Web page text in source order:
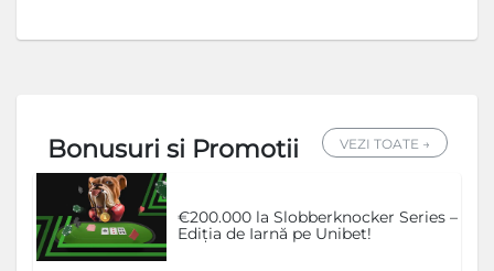
Bonusuri si Promotii VEZI TOATE →
€200.000 la Slobberknocker Series –
Ediția de Iarnă pe Unibet!